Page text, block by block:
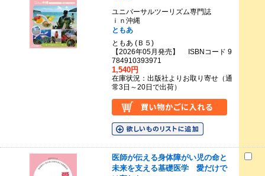
ユニバーサルツーリズム専門誌
ｉｎ沖縄
ともあ
ともあ (Ｂ５)
【2026年05月発売】 ISBNコード 9
784910393971
1,540円
在庫状況：出版社よりお取り寄せ（通
常3日～20日で出荷）
医師が伝える身体障がい児の命と
未来を支える基礎医学 愛だけで